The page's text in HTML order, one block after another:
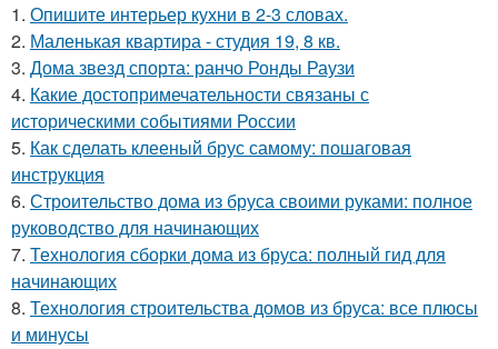
1. Опишите интерьер кухни в 2-3 словах.
2. Маленькая квартира - студия 19, 8 кв.
3. Дома звезд спорта: ранчо Ронды Раузи
4. Какие достопримечательности связаны с
историческими событиями России
5. Как сделать клееный брус самому: пошаговая
инструкция
6. Строительство дома из бруса своими руками: полное
руководство для начинающих
7. Технология сборки дома из бруса: полный гид для
начинающих
8. Технология строительства домов из бруса: все плюсы
и минусы